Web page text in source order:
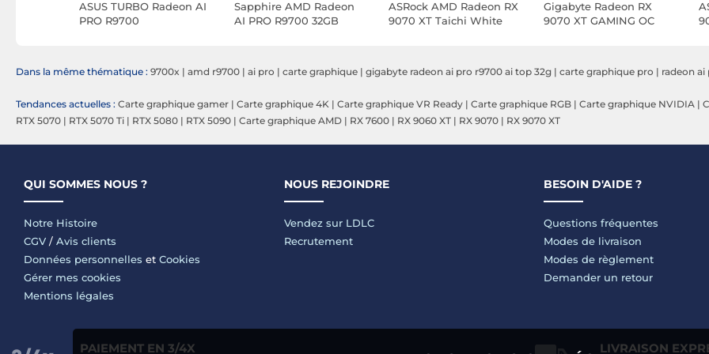
ASUS TURBO Radeon AI
PRO R9700
Sapphire AMD Radeon
AI PRO R9700 32GB
ASRock AMD Radeon RX
9070 XT Taichi White
Gigabyte Radeon RX
9070 XT GAMING OC
Dans la même thématique : 9700x | amd r9700 | ai pro | carte graphique | gigabyte radeon ai pro r9700 ai top 32g | carte graphique pro | radeon ai
Tendances actuelles : Carte graphique gamer | Carte graphique 4K | Carte graphique VR Ready | Carte graphique RGB | Carte graphique NVIDIA |
RTX 5070 | RTX 5070 Ti | RTX 5080 | RTX 5090 | Carte graphique AMD | RX 7600 | RX 9060 XT | RX 9070 | RX 9070 XT
QUI SOMMES NOUS ?
Notre Histoire
CGV / Avis clients
Données personnelles et Cookies
Gérer mes cookies
Mentions légales
NOUS REJOINDRE
Vendez sur LDLC
Recrutement
BESOIN D'AIDE ?
Questions fréquentes
Modes de livraison
Modes de règlement
Demander un retour
PAIEMENT EN 3/4X LIVRAISON